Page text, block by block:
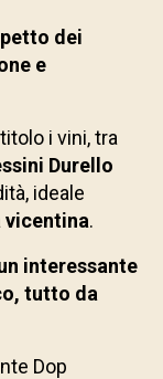
dei
e
i vini, tra
Durello
ideale
vicentina.
interessante
tutto da
Dop